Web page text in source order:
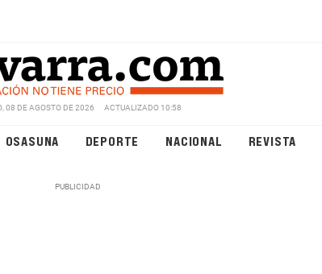
08 DE AGOSTO DE 2026 ACTUALIZADO 10:58
OSASUNA DEPORTE NACIONAL REVISTA